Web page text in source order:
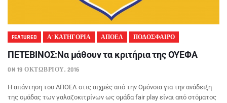
FEATURED Α' ΚΑΤΗΓΟΡΙΑ ΑΠΟΕΛ ΠΟΔΟΣΦΑΙΡΟ
ΠΕΤΕΒΙΝΟΣ:Να μάθουν τα κριτήρια της ΟΥΕΦΑ
ON 19 ΟΚΤΩΒΡΊΟΥ, 2016
Η απάντηση του ΑΠΟΕΛ στις αιχμές από την Ομόνοια για την ανάδειξη
της ομάδας των γαλαζοκιτρίνων ως ομάδα fair play είναι από στόματος